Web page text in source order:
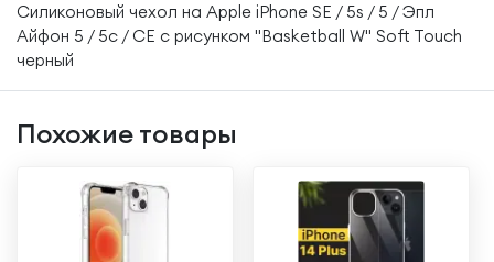
Силиконовый чехол на Apple iPhone SE / 5s / 5 / Эпл
Айфон 5 / 5с / СЕ с рисунком "Basketball W" Soft Touch
черный
Похожие товары